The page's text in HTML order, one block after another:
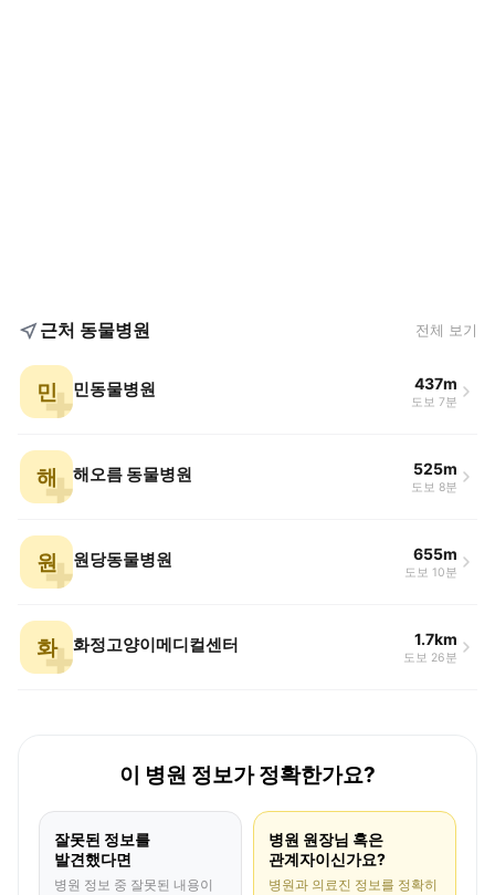
근처 동물병원 전체 보기
민 민동물병원 437m
도보 7분
해 해오름 동물병원 525m
도보 8분
원 원당동물병원 655m
도보 10분
화 화정고양이메디컬센터 1.7km
도보 26분
이 병원 정보가 정확한가요?
잘못된 정보를
발견했다면
병원 정보 중 잘못된 내용이
병원 원장님 혹은
관계자이신가요?
병원과 의료진 정보를 정확히